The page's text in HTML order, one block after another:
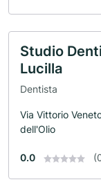
Studio
Lucilla
Dentista
Via Vittorio
dell'Olio
0.0